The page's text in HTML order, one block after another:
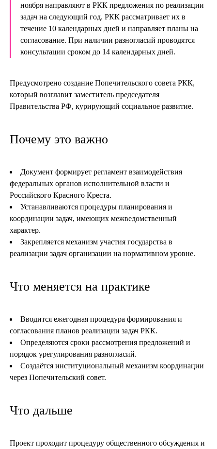
ноября направляют в РКК предложения по реализации
задач на следующий год. РКК рассматривает их в
течение 10 календарных дней и направляет планы на
согласование. При наличии разногласий проводятся
консультации сроком до 14 календарных дней.
Предусмотрено создание Попечительского совета РКК,
который возглавит заместитель председателя
Правительства РФ, курирующий социальное развитие.
Почему это важно
Документ формирует регламент взаимодействия
федеральных органов исполнительной власти и
Российского Красного Креста.
Устанавливаются процедуры планирования и
координации задач, имеющих межведомственный
характер.
Закрепляется механизм участия государства в
реализации задач организации на нормативном уровне.
Что меняется на практике
Вводится ежегодная процедура формирования и
согласования планов реализации задач РКК.
Определяются сроки рассмотрения предложений и
порядок урегулирования разногласий.
Создаётся институциональный механизм координации
через Попечительский совет.
Что дальше
Проект проходит процедуру общественного обсуждения и